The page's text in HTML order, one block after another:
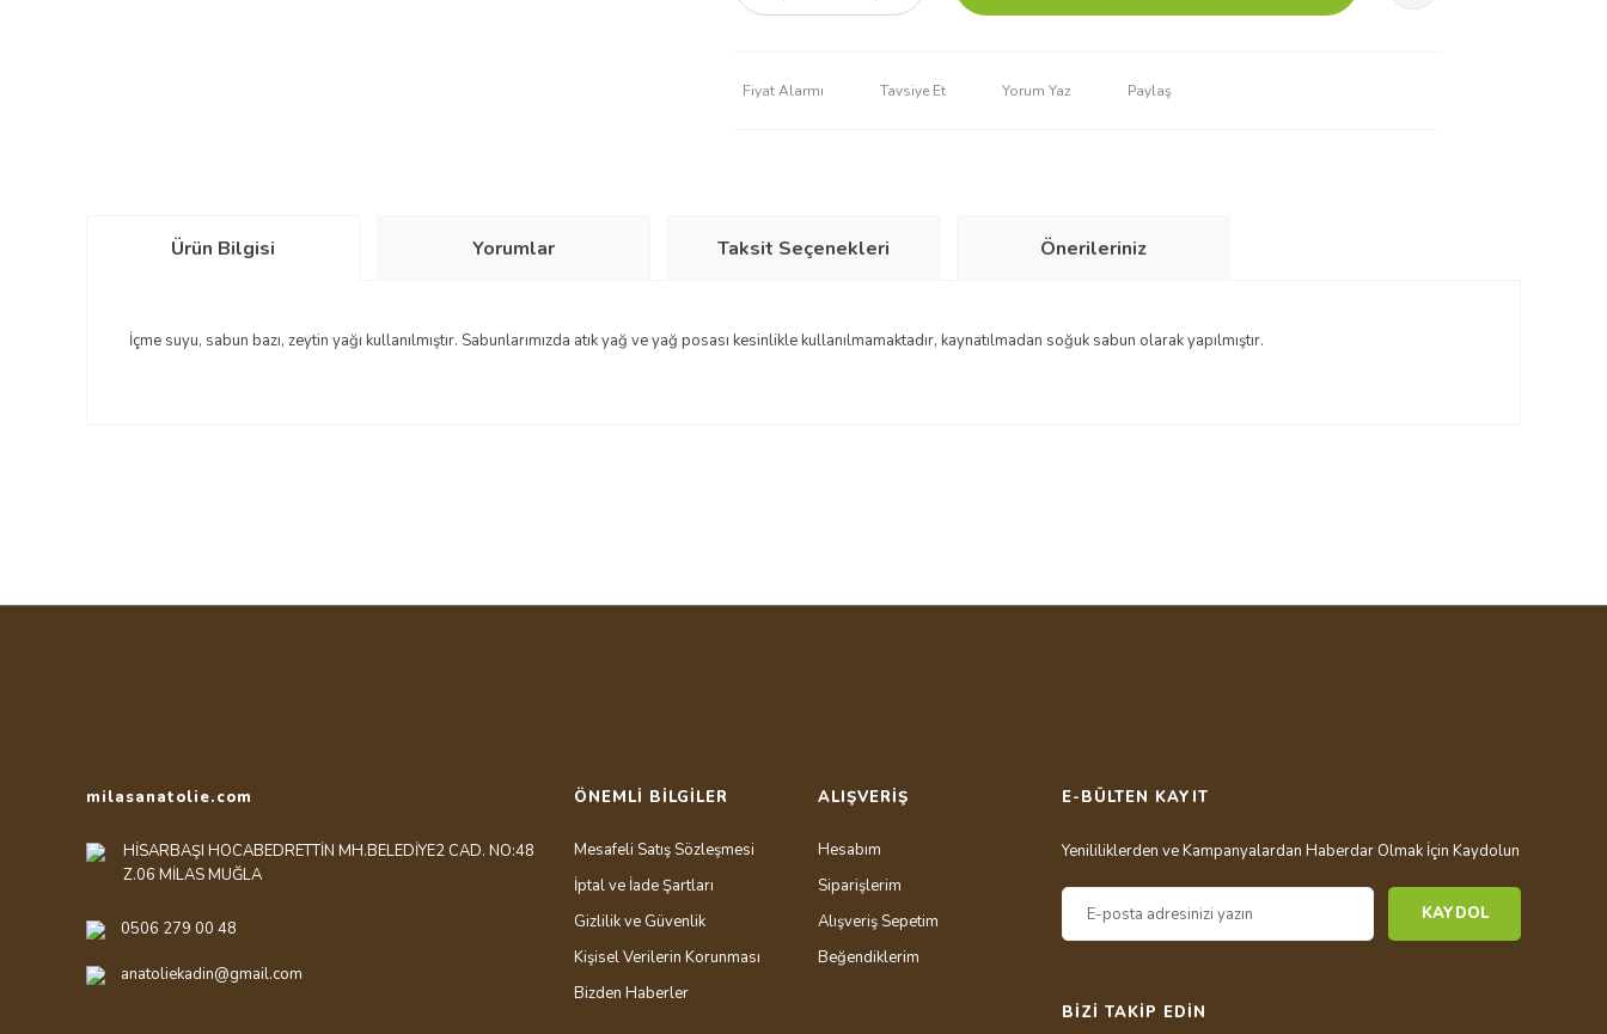
Fiyat Alarmı Tavsiye Et Yorum Yaz Paylaş
Ürün Bilgisi Yorumlar Taksit Seçenekleri Önerileriniz
İçme suyu, sabun bazı, zeytin yağı kullanılmıştır. Sabunlarımızda atık yağ ve yağ posası kesinlikle kullanılmamaktadır, kaynatılmadan soğuk sabun olarak yapılmıştır.
Ürün açıklamasında eksik bilgiler bulunuyor.
milasanatolie.com
HİSARBAŞI HOCABEDRETTİN MH.BELEDİYE2 CAD. NO:48
Z.06 MİLAS MUĞLA
0506 279 00 48
anatoliekadin@gmail.com
ÖNEMLİ BİLGİLER
Mesafeli Satış Sözleşmesi
İptal ve İade Şartları
Gizlilik ve Güvenlik
Kişisel Verilerin Korunması
Bizden Haberler
ALIŞVERİŞ
Hesabım
Siparişlerim
Alışveriş Sepetim
Beğendiklerim
E-BÜLTEN KAYIT
Yenililiklerden ve Kampanyalardan Haberdar Olmak İçin Kaydolun
KAYDOL
BİZİ TAKİP EDİN